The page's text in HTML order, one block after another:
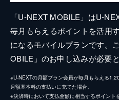
「U-NEXT MOBILE」はU-
毎月もらえるポイントを活用
になるモバイルプランです。
OBILE」のお申し込みが必要と
※U-NEXTの月額プラン会員が毎月もらえる
月額基本料の支払いに充てた場合。
※決済時において支払金額に相当するポイン